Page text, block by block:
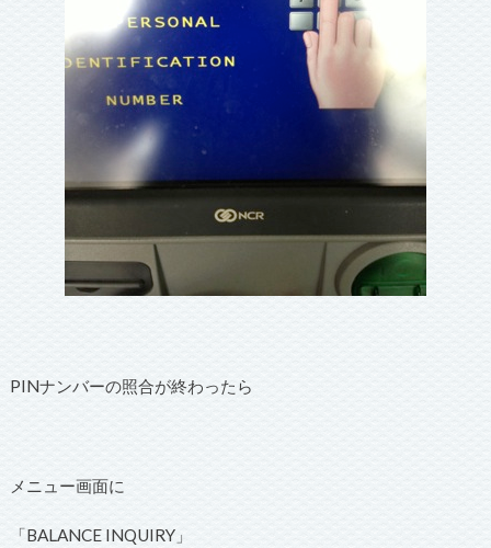
PINナンバーの照合が終わったら
メニュー画面に
「BALANCE INQUIRY」